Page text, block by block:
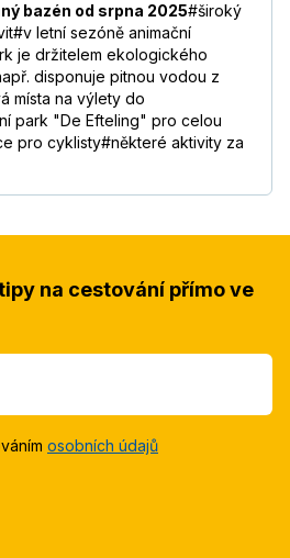
bazén od srpna 2025#široký
letní sezóně animační
je držitelem ekologického
disponuje pitnou vodou z
místa na výlety do
park "De Efteling" pro celou
pro cyklisty#některé aktivity za
na cestování přímo ve
osobních údajů